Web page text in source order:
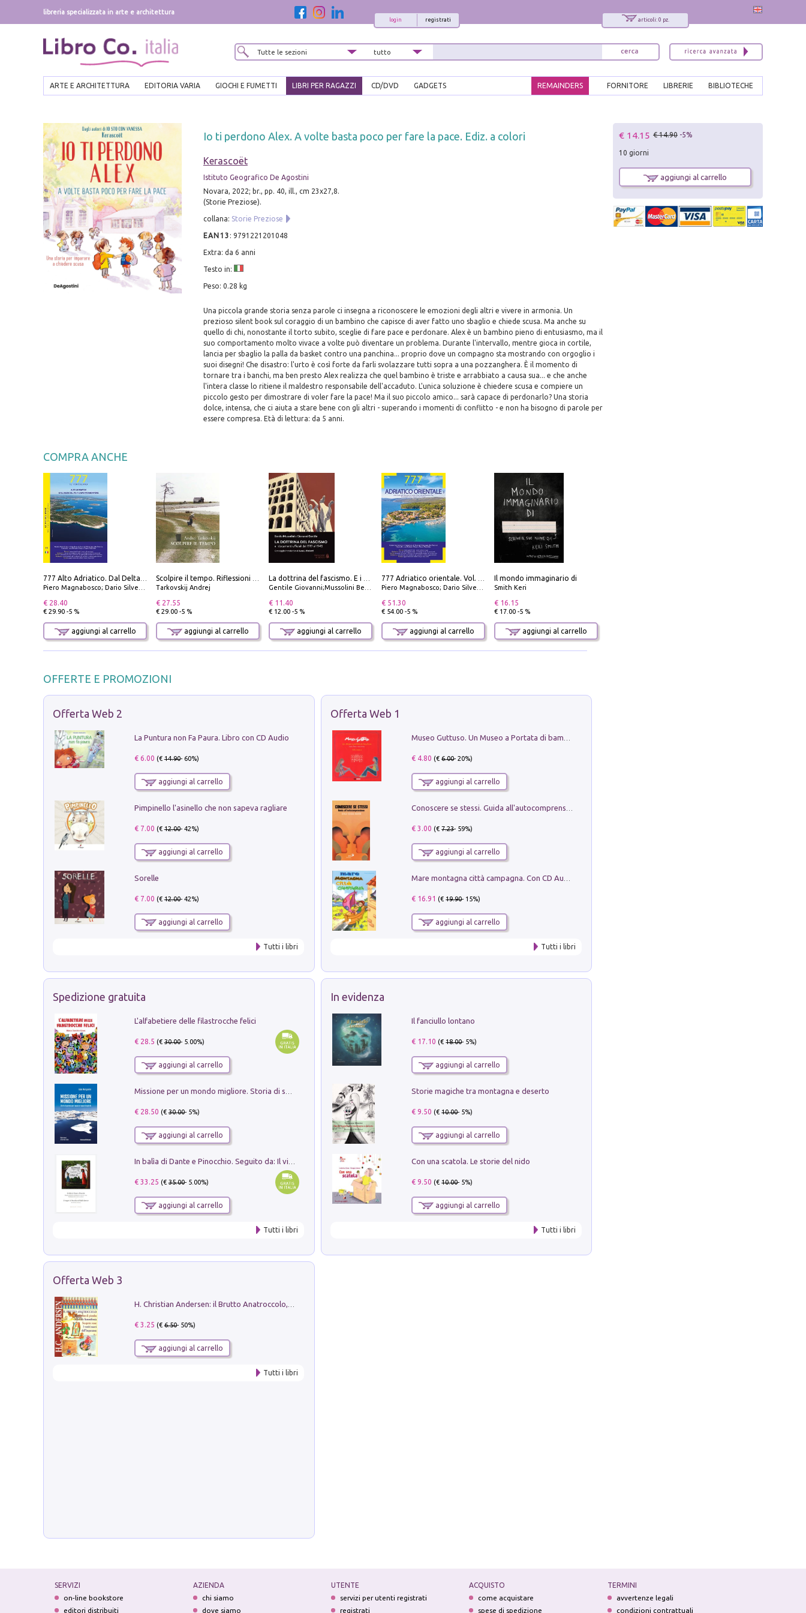
libreria specializzata in arte e architettura
articoli: 0 pz.
registrati
login
ARTE E ARCHITETTURA EDITORIA VARIA GIOCHI E FUMETTI LIBRI PER RAGAZZI CD/DVD GADGETS BIBLIOTECHE
LIBRERIE
FORNITORE
REMAINDERS
Io ti perdono Alex. A volte basta poco per fare la pace. Ediz. a colori
Kerascoët
Istituto Geografico De Agostini
Novara, 2022; br., pp. 40, ill., cm 23x27,8.
(Storie Preziose).
collana: Storie Preziose
EAN13 : 9791221201048
Extra: da 6 anni
Testo in:
Peso: 0.28 kg
Una piccola grande storia senza parole ci insegna a riconoscere le emozioni degli altri e vivere in armonia. Un
prezioso silent book sul coraggio di un bambino che capisce di aver fatto uno sbaglio e chiede scusa. Ma anche su
quello di chi, nonostante il torto subito, sceglie di fare pace e perdonare. Alex è un bambino pieno di entusiasmo, ma il
suo comportamento molto vivace a volte può diventare un problema. Durante l'intervallo, mentre gioca in cortile,
lancia per sbaglio la palla da basket contro una panchina... proprio dove un compagno sta mostrando con orgoglio i
suoi disegni! Che disastro: l'urto è così forte da farli svolazzare tutti sopra a una pozzanghera. È il momento di
tornare tra i banchi, ma ben presto Alex realizza che quel bambino è triste e arrabbiato a causa sua... e che anche
l'intera classe lo ritiene il maldestro responsabile dell'accaduto. L'unica soluzione è chiedere scusa e compiere un
piccolo gesto per dimostrare di voler fare la pace! Ma il suo piccolo amico... sarà capace di perdonarlo? Una storia
dolce, intensa, che ci aiuta a stare bene con gli altri - superando i momenti di conflitto - e non ha bisogno di parole per
essere compresa. Età di lettura: da 5 anni.
COMPRA ANCHE
Piero Magnabosco; Dario Silvestro; Marco Sbrizzi
€ 28.40
€ 29.90 -5 %
aggiungi al carrello
Tarkovskij Andrej
€ 27.55
€ 29.00 -5 %
aggiungi al carrello
Gentile Giovanni;Mussolini Benito
€ 11.40
€ 12.00 -5 %
aggiungi al carrello
Piero Magnabosco; Dario Silvestro; Marco Sbrizzi
€ 51.30
€ 54.00 -5 %
aggiungi al carrello
Il mondo immaginario di
Smith Keri
€ 16.15
€ 17.00 -5 %
aggiungi al carrello
OFFERTE E PROMOZIONI
Offerta Web 2
La Puntura non Fa Paura. Libro con CD Audio
€ 6.00 (€14.90- 60%)
aggiungi al carrello
Pimpinello l'asinello che non sapeva ragliare
€ 7.00 (€12.00- 42%)
aggiungi al carrello
Sorelle
€ 7.00 (€12.00- 42%)
aggiungi al carrello
Tutti i libri
Offerta Web 1
€ 4.80 (€6.00- 20%)
aggiungi al carrello
€ 3.00 (€7.23- 59%)
aggiungi al carrello
€ 16.91 (€19.90- 15%)
aggiungi al carrello
Tutti i libri
Spedizione gratuita
L'alfabetiere delle filastrocche felici
€ 28.5 (€30.00- 5.00%)
aggiungi al carrello
€ 28.50 (€30.00- 5%)
aggiungi al carrello
€ 33.25 (€35.00- 5.00%)
aggiungi al carrello
Tutti i libri
In evidenza
Il fanciullo lontano
€ 17.10 (€18.00- 5%)
aggiungi al carrello
Storie magiche tra montagna e deserto
€ 9.50 (€10.00- 5%)
aggiungi al carrello
Con una scatola. Le storie del nido
€ 9.50 (€10.00- 5%)
aggiungi al carrello
Tutti i libri
Offerta Web 3
€ 3.25 (€6.50- 50%)
aggiungi al carrello
Tutti i libri
€ 14.15 € 14.90 -5%
10 giorni
aggiungi al carrello
SERVIZI
on-line bookstore
editori distribuiti
AZIENDA
chi siamo
dove siamo
UTENTE
servizi per utenti registrati
registrati
ACQUISTO
come acquistare
spese di spedizione
TERMINI
avvertenze legali
condizioni contrattuali